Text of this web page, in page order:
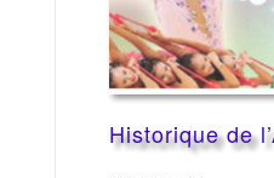
Historique de